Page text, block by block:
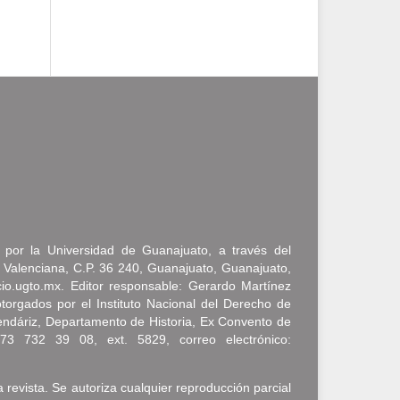
la Universidad de Guanajuato, a través del
C.P. 36 240, Guanajuato, Guanajuato,
Editor responsable: Gerardo Martínez
por el Instituto Nacional del Derecho de
Departamento de Historia, Ex Convento de
732 39 08, ext. 5829, correo electrónico:
Se autoriza cualquier reproducción parcial